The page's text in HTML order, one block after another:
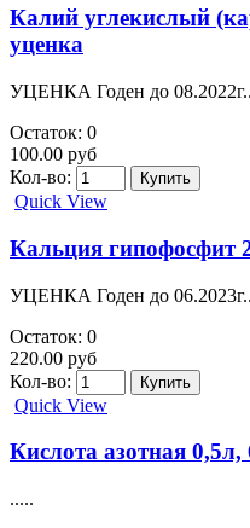
Калий углекислый
уценка
УЦЕНКА Годен до
Остаток: 0
100.00 руб
Кол-во:
Quick View
Кальция гипофосфит
УЦЕНКА Годен до
Остаток: 0
220.00 руб
Кол-во:
Quick View
Кислота азотная 0,5л,
.....